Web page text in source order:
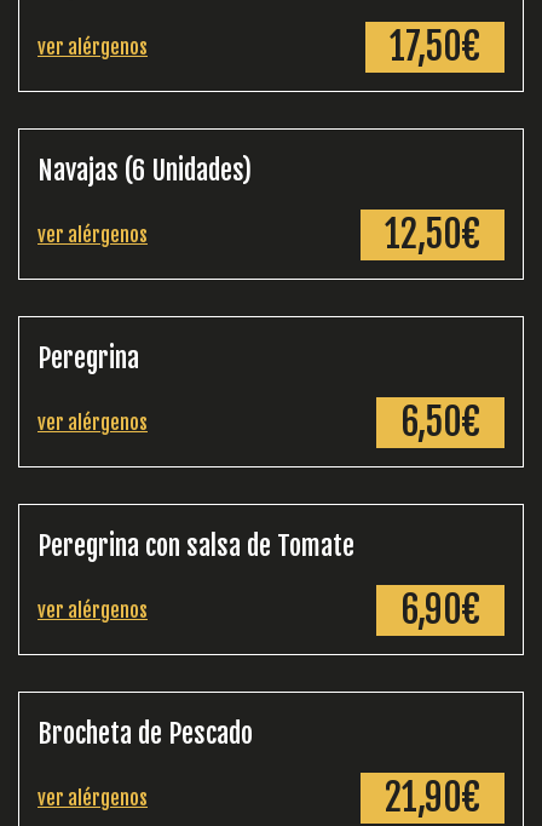
ver alérgenos 17,50€
Navajas (6 Unidades)
ver alérgenos 12,50€
Peregrina
ver alérgenos 6,50€
Peregrina con salsa de Tomate
ver alérgenos 6,90€
Brocheta de Pescado
ver alérgenos 21,90€